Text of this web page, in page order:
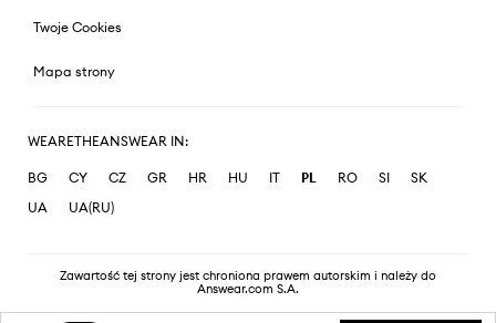
Twoje Cookies
Mapa strony
WEARETHEANSWEAR IN:
BG CY CZ GR HR HU IT PL RO SI
SK
UA
UA(RU)
Zawartość tej strony jest chroniona prawem autorskim i należy do
Answear.com S.A.